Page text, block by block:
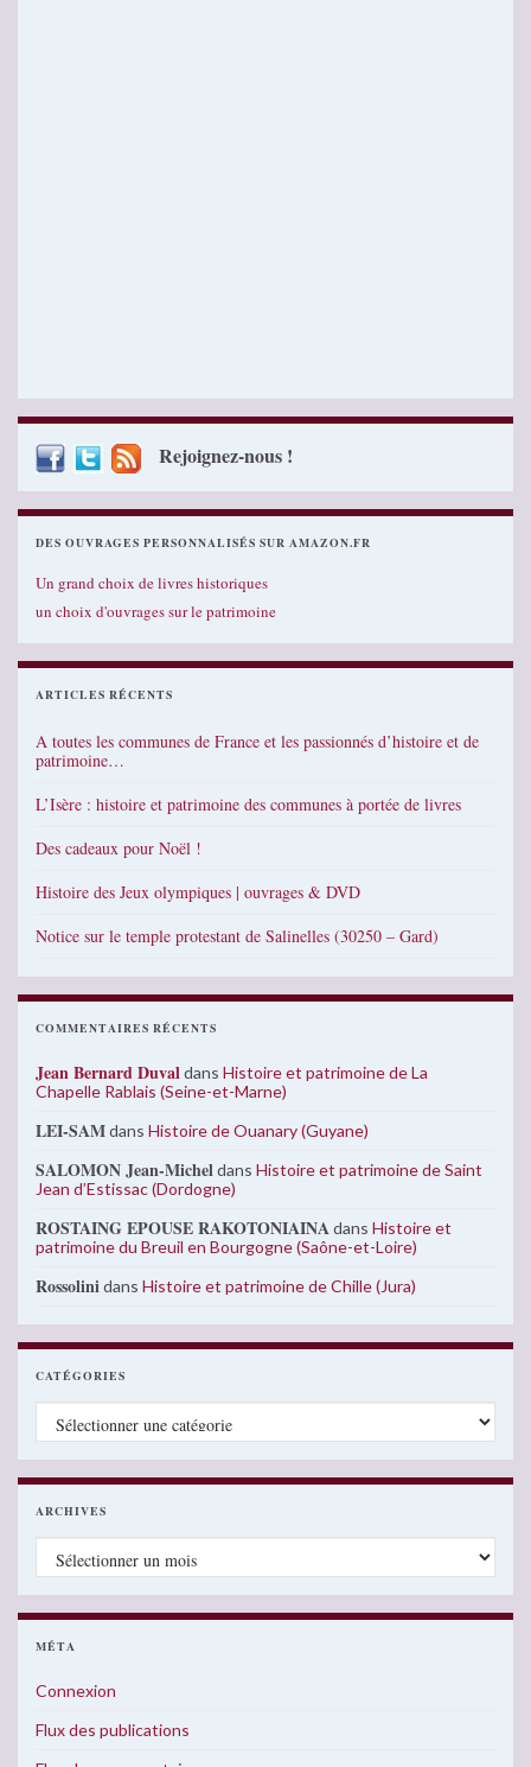
Rejoignez-nous !
DES OUVRAGES PERSONNALISÉS SUR AMAZON.FR
Un grand choix de livres historiques
un choix d'ouvrages sur le patrimoine
ARTICLES RÉCENTS
A toutes les communes de France et les passionnés d’histoire et de
patrimoine…
L’Isère : histoire et patrimoine des communes à portée de livres
Des cadeaux pour Noël !
Histoire des Jeux olympiques | ouvrages & DVD
Notice sur le temple protestant de Salinelles (30250 – Gard)
COMMENTAIRES RÉCENTS
Jean Bernard Duvaldans Histoire et patrimoine de La
Chapelle Rablais (Seine-et-Marne)
LEI-SAMdans Histoire de Ouanary (Guyane)
SALOMON Jean-Micheldans Histoire et patrimoine de Saint
Jean d’Estissac (Dordogne)
ROSTAING EPOUSE RAKOTONIAINAdans Histoire et
patrimoine du Breuil en Bourgogne (Saône-et-Loire)
Rossolinidans Histoire et patrimoine de Chille (Jura)
CATÉGORIES
Catégories
ARCHIVES
Archives
MÉTA
Connexion
Flux des publications